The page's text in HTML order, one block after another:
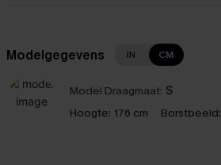
Modelgegevens IN CM
Model Draagmaat: S
Hoogte: 176 cm Borstbeeld: